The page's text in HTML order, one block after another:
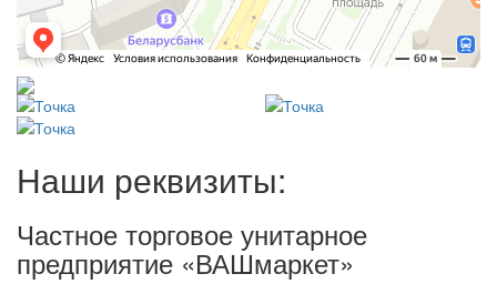
Наши реквизиты:
Частное торговое унитарное
предприятие «ВАШмаркет»